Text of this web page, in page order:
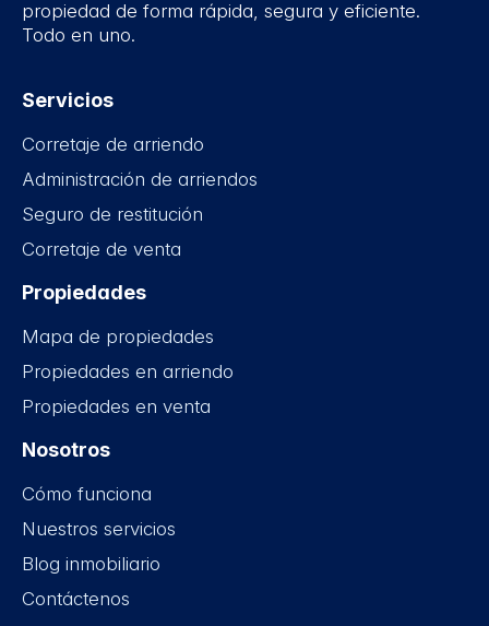
propiedad de forma rápida, segura y eficiente.
Todo en uno.
Servicios
Corretaje de arriendo
Administración de arriendos
Seguro de restitución
Corretaje de venta
Propiedades
Mapa de propiedades
Propiedades en arriendo
Propiedades en venta
Nosotros
Cómo funciona
Nuestros servicios
Blog inmobiliario
Contáctenos